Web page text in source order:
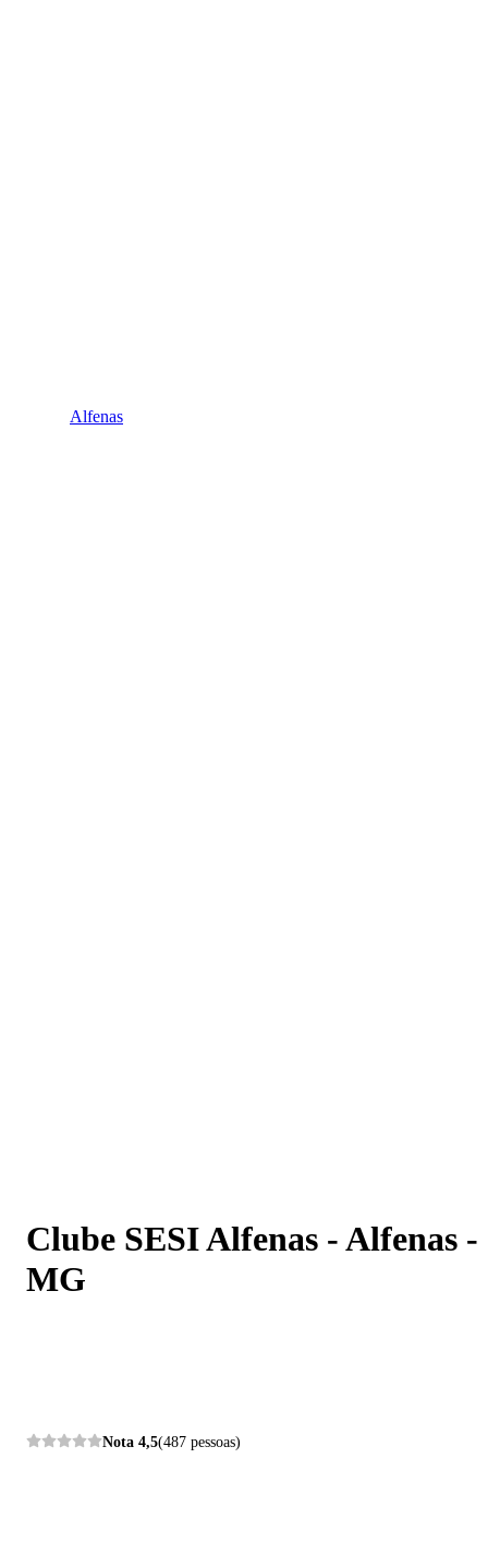
Alfenas
Clube SESI Alfenas - Alfenas -
MG
Nota 4,5(487 pessoas)